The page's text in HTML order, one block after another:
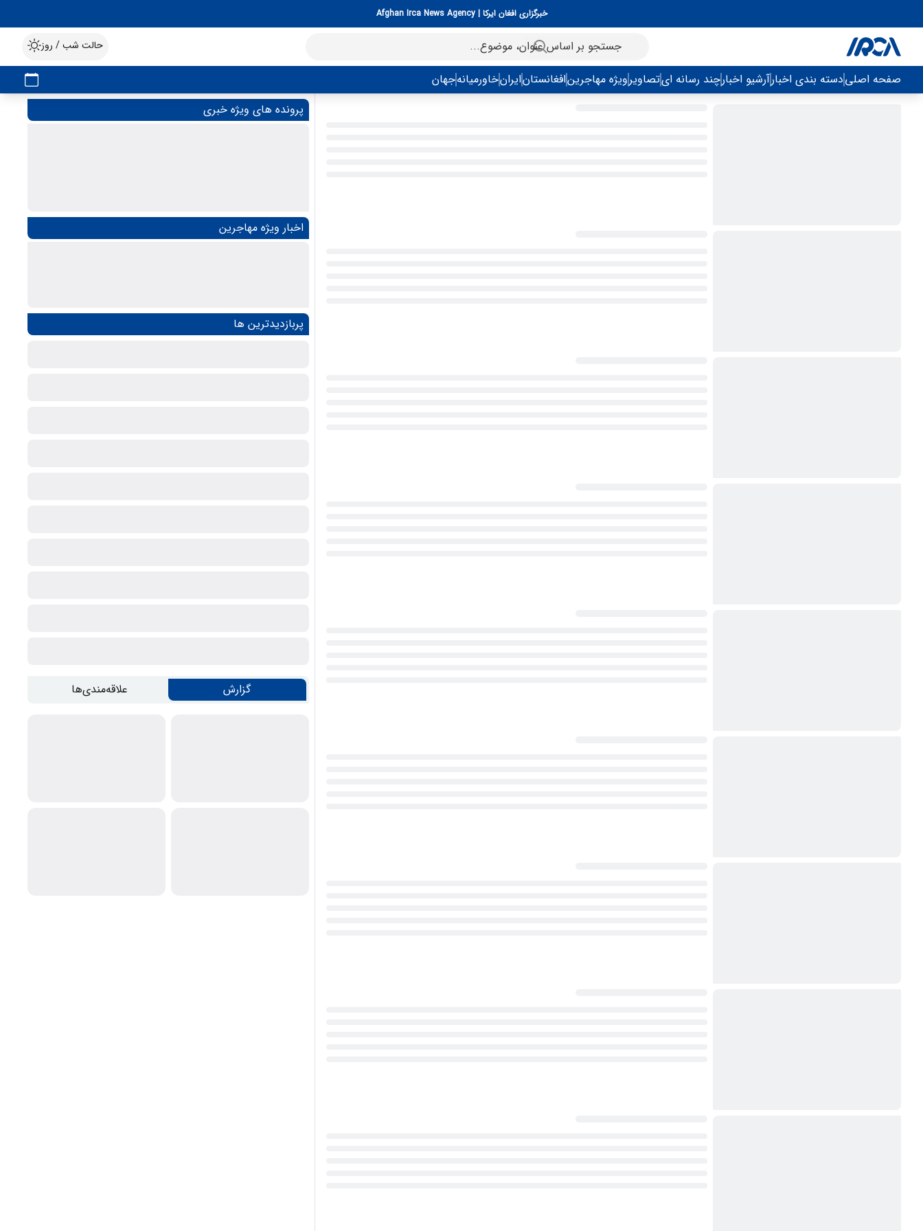
خبرگزاری افغان ایرکا | Afghan Irca News Agency
حالت شب / روز
صفحه اصلیدسته بندی اخبارآرشیو اخبارچند رسانه ایتصاویرویژه مهاجرینافغانستانایرانخاورمیانهجهان
پرونده های ویژه خبری
اخبار ویژه مهاجرین
پربازدیدترین ها
گزارش علاقه‌مندی‌ها